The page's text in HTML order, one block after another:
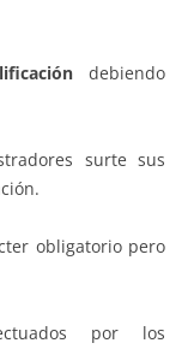
debiendo
surte sus
obligatorio pero
por los